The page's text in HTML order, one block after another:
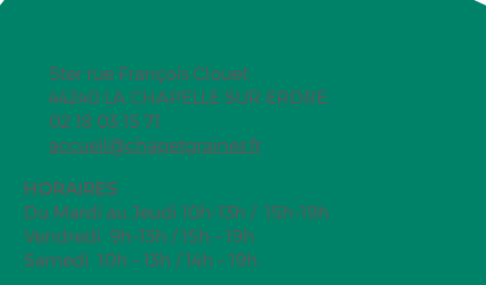
Mini snickers glacés
5ter rue François Clouet
44240 LA CHAPELLE SUR ERDRE
02 18 03 15 71
accueil@chapetgraines.fr
HORAIRES
Du Mardi au Jeudi 10h-13h / 15h-19h
Vendredi 9h-13h / 15h – 19h
Samedi 10h – 13h / 14h – 19h